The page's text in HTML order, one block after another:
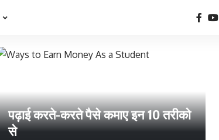
पढ़ाई करते-करते पैसे कमाए इन 10 तरीको
से